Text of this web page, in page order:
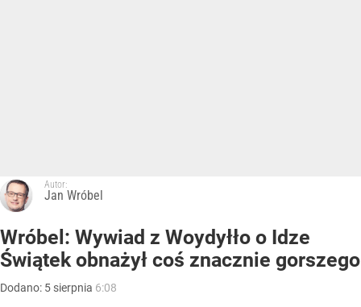
Autor:
Jan Wróbel
Wróbel: Wywiad z Woydyłło o Idze
Świątek obnażył coś znacznie gorszego
Dodano: 5 sierpnia 6:08